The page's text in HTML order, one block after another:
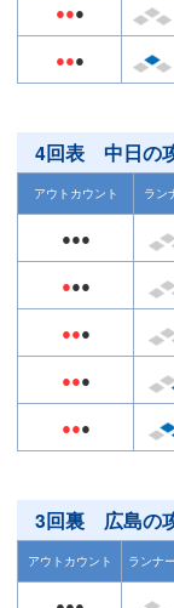
●●●
●●●
4回表 中日の
アウトカウント ラン
●●●
●●●
●●●
●●●
●●●
3回裏 広島の
アウトカウント ランナー